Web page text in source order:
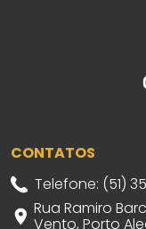
CONTATOS
Telefone: (51)
Rua Ramiro
Vento, Porto